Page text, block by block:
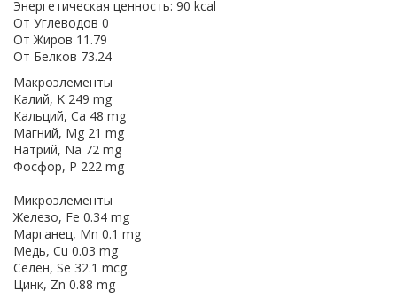
Энергетическая ценность: 90 kcal
От Углеводов 0
От Жиров 11.79
От Белков 73.24
Макроэлементы
Калий, K 249 mg
Кальций, Ca 48 mg
Магний, Mg 21 mg
Натрий, Na 72 mg
Фосфор, P 222 mg
Микроэлементы
Железо, Fe 0.34 mg
Марганец, Mn 0.1 mg
Медь, Cu 0.03 mg
Селен, Se 32.1 mcg
Цинк, Zn 0.88 mg